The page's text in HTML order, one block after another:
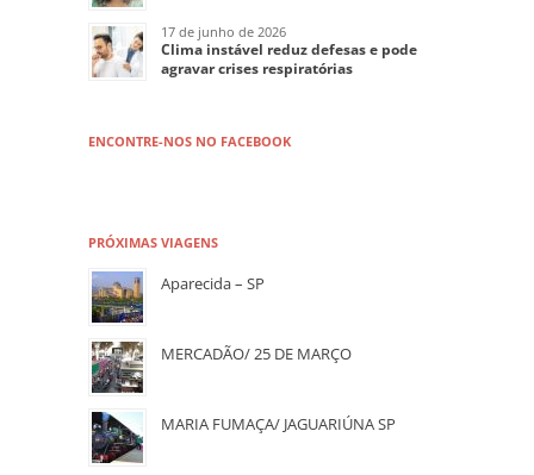
17 de junho de 2026
Clima instável reduz defesas e pode
agravar crises respiratórias
ENCONTRE-NOS NO FACEBOOK
PRÓXIMAS VIAGENS
Aparecida – SP
MERCADÃO/ 25 DE MARÇO
MARIA FUMAÇA/ JAGUARIÚNA SP